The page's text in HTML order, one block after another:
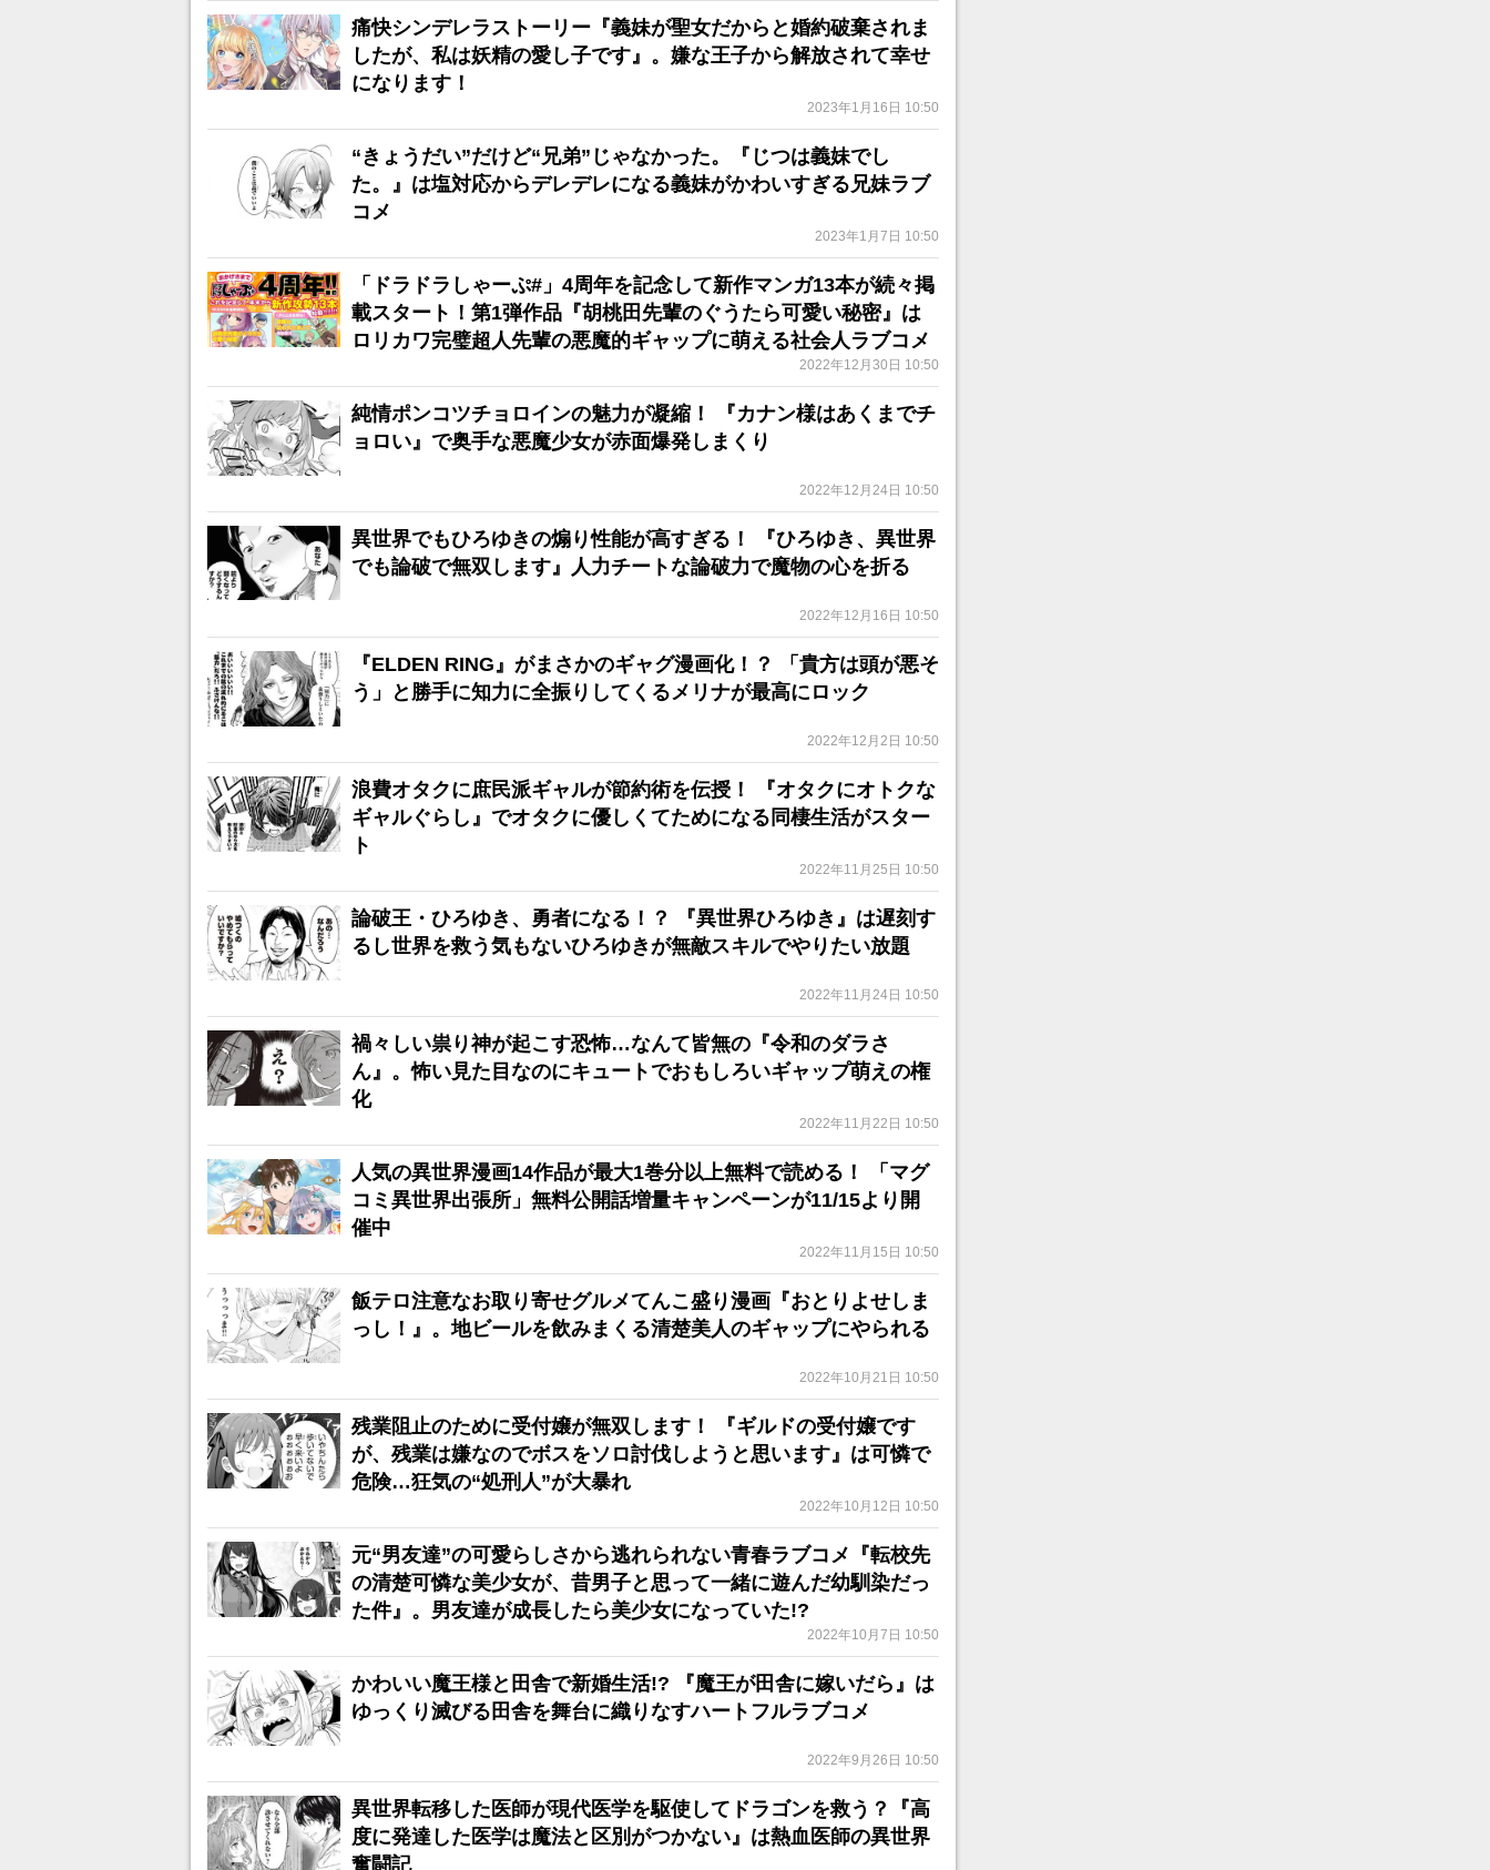
痛快シンデレラストーリー『義妹が聖女だからと婚約破棄されま
したが、私は妖精の愛し子です』。嫌な王子から解放されて幸せ
になります！
2023年1月16日 10:50
“きょうだい”だけど“兄弟”じゃなかった。『じつは義妹でし
た。』は塩対応からデレデレになる義妹がかわいすぎる兄妹ラブ
コメ
2023年1月7日 10:50
「ドラドラしゃーぷ#」4周年を記念して新作マンガ13本が続々掲
載スタート！第1弾作品『胡桃田先輩のぐうたら可愛い秘密』は
ロリカワ完璧超人先輩の悪魔的ギャップに萌える社会人ラブコメ
2022年12月30日 10:50
純情ポンコツチョロインの魅力が凝縮！ 『カナン様はあくまでチ
ョロい』で奥手な悪魔少女が赤面爆発しまくり
2022年12月24日 10:50
異世界でもひろゆきの煽り性能が高すぎる！ 『ひろゆき、異世界
でも論破で無双します』人力チートな論破力で魔物の心を折る
2022年12月16日 10:50
『ELDEN RING』がまさかのギャグ漫画化！？ 「貴方は頭が悪そ
う」と勝手に知力に全振りしてくるメリナが最高にロック
2022年12月2日 10:50
浪費オタクに庶民派ギャルが節約術を伝授！ 『オタクにオトクな
ギャルぐらし』でオタクに優しくてためになる同棲生活がスター
ト
2022年11月25日 10:50
論破王・ひろゆき、勇者になる！？ 『異世界ひろゆき』は遅刻す
るし世界を救う気もないひろゆきが無敵スキルでやりたい放題
2022年11月24日 10:50
禍々しい祟り神が起こす恐怖…なんて皆無の『令和のダラさ
ん』。怖い見た目なのにキュートでおもしろいギャップ萌えの権
化
2022年11月22日 10:50
人気の異世界漫画14作品が最大1巻分以上無料で読める！ 「マグ
コミ異世界出張所」無料公開話増量キャンペーンが11/15より開
催中
2022年11月15日 10:50
飯テロ注意なお取り寄せグルメてんこ盛り漫画『おとりよせしま
っし！』。地ビールを飲みまくる清楚美人のギャップにやられる
2022年10月21日 10:50
残業阻止のために受付嬢が無双します！ 『ギルドの受付嬢です
が、残業は嫌なのでボスをソロ討伐しようと思います』は可憐で
危険…狂気の“処刑人”が大暴れ
2022年10月12日 10:50
元“男友達”の可愛らしさから逃れられない青春ラブコメ『転校先
の清楚可憐な美少女が、昔男子と思って一緒に遊んだ幼馴染だっ
た件』。男友達が成長したら美少女になっていた!?
2022年10月7日 10:50
かわいい魔王様と田舎で新婚生活!? 『魔王が田舎に嫁いだら』は
ゆっくり滅びる田舎を舞台に織りなすハートフルラブコメ
2022年9月26日 10:50
異世界転移した医師が現代医学を駆使してドラゴンを救う？『高
度に発達した医学は魔法と区別がつかない』は熱血医師の異世界
奮闘記